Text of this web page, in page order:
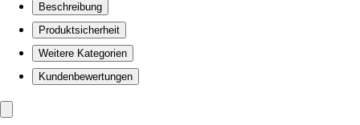
Beschreibung
Produktsicherheit
Weitere Kategorien
Kundenbewertungen